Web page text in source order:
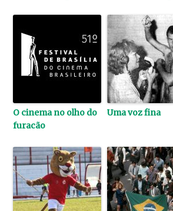
O cinema no olho do
furacão
Uma voz fina